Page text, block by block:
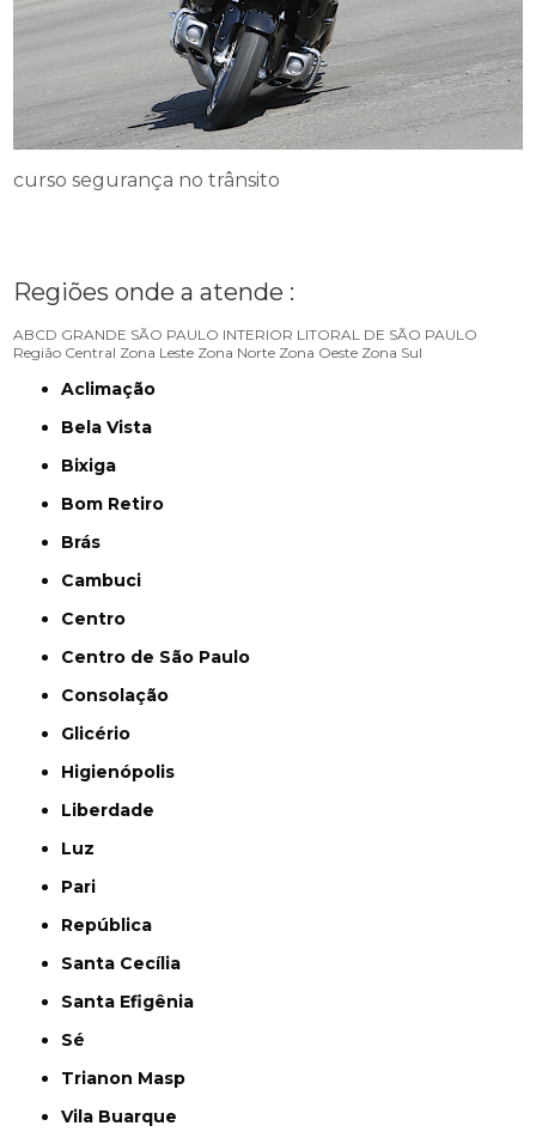
curso segurança no trânsito
Regiões onde a atende :
ABCD GRANDE SÃO PAULO INTERIOR LITORAL DE SÃO PAULO
Região Central Zona Leste Zona Norte Zona Oeste Zona Sul
Aclimação
Bela Vista
Bixiga
Bom Retiro
Brás
Cambuci
Centro
Centro de São Paulo
Consolação
Glicério
Higienópolis
Liberdade
Luz
Pari
República
Santa Cecília
Santa Efigênia
Sé
Trianon Masp
Vila Buarque